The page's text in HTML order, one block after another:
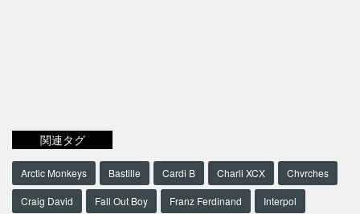
関連タグ
Arctic Monkeys Bastille Cardi B Charli XCX Chvrches
Craig David Fall Out Boy Franz Ferdinand Interpol